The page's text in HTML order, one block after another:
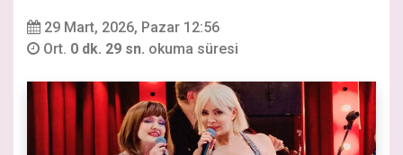
29 Mart, 2026, Pazar 12:56
Ort. 0 dk. 29 sn. okuma süresi